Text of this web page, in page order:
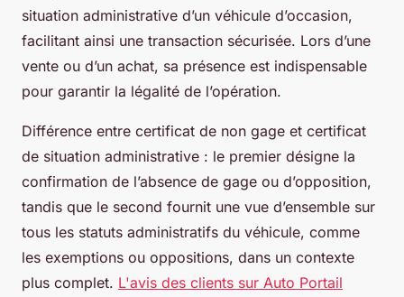
situation administrative d’un véhicule d’occasion,
facilitant ainsi une transaction sécurisée. Lors d’une
vente ou d’un achat, sa présence est indispensable
pour garantir la légalité de l’opération.
Différence entre certificat de non gage et certificat
de situation administrative : le premier désigne la
confirmation de l’absence de gage ou d’opposition,
tandis que le second fournit une vue d’ensemble sur
tous les statuts administratifs du véhicule, comme
les exemptions ou oppositions, dans un contexte
plus complet. L'avis des clients sur Auto Portail